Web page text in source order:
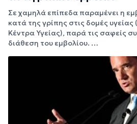
Σε χαμηλά επίπεδα παραμένει η
κατά της γρίπης στις δομές υγείας
Κέντρα Υγείας), παρά τις σαφείς
διάθεση του εμβολίου. …